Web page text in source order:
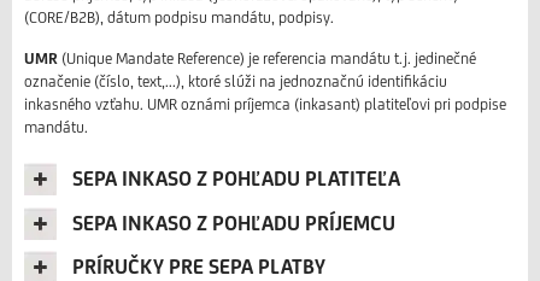
(CORE/B2B), dátum podpisu mandátu, podpisy.
UMR (Unique Mandate Reference) je referencia mandátu t.j. jedinečné
označenie (číslo, text,...), ktoré slúži na jednoznačnú identifikáciu
inkasného vzťahu. UMR oznámi príjemca (inkasant) platiteľovi pri podpise
mandátu.
SEPA INKASO Z POHĽADU PLATITEĽA
SEPA INKASO Z POHĽADU PRÍJEMCU
PRÍRUČKY PRE SEPA PLATBY